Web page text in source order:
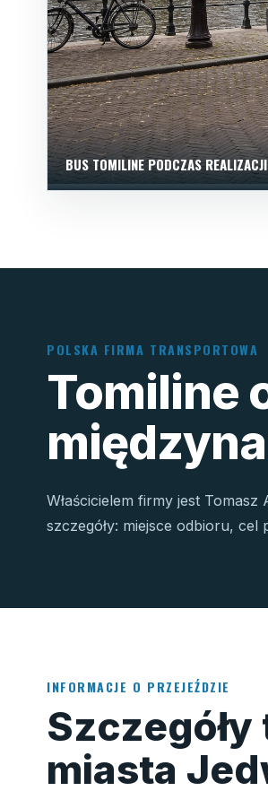
BUS TOMILINE PODCZAS
POLSKA FIRMA TRANSPORTOWA
Tomiline
Właścicielem firmy jest
szczegóły: miejsce odbioru,
INFORMACJE O PRZEJEŹDZIE
miasta